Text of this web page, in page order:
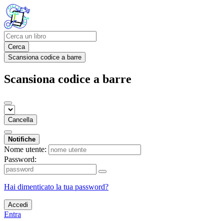
Cerca
Scansiona codice a barre
Scansiona codice a barre
Cancella
Notifiche
Nome utente:
Password:
Hai dimenticato la tua password?
Accedi
Entra